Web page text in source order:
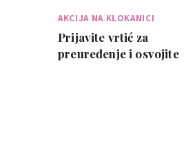
AKCIJA NA KLOKANICI
Prijavite vrtić za
preuređenje i osvojite